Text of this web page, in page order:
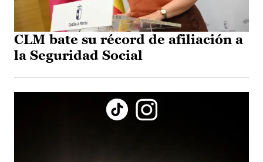
CLM bate su récord de afiliación a
la Seguridad Social